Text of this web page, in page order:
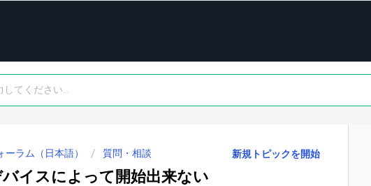
新規トピックを開始
ーラム（日本語） 質問・相談
イスによって開始出来ない